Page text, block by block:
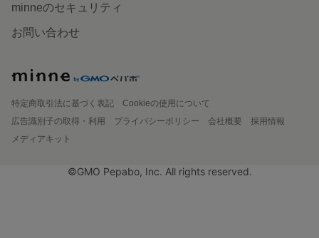
minneのセキュリティ
お問い合わせ
特定商取引法に基づく表記
Cookieの使用について
広告識別子の取得・利用
プライバシーポリシー 会社概要
採用情報
メディアキット
©GMO Pepabo, Inc. All rights reserved.